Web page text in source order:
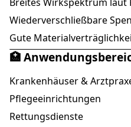
Wiederverschließbare
Gute
🏥
Krankenhäuser &
Pflegeeinrichtungen
Rettungsdienste